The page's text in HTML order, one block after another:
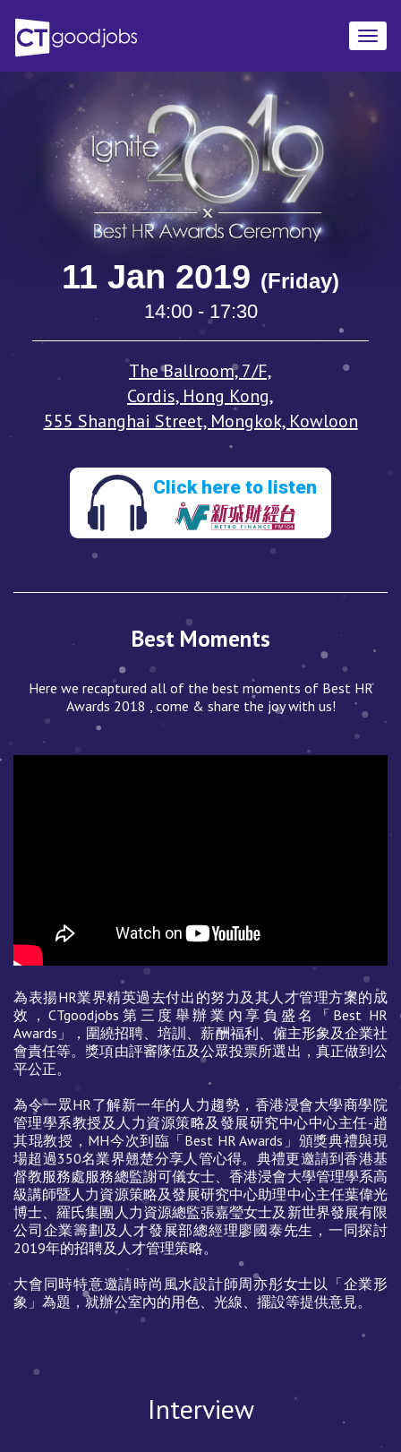
11 Jan 2019 (Friday)
14:00 - 17:30
The Ballroom, 7/F,
Cordis, Hong Kong,
555 Shanghai Street, Mongkok, Kowloon
Click here to listen
Best Moments
Here we recaptured all of the best moments of Best HR
Awards 2018 , come & share the joy with us!
為表揚HR業界精英過去付出的努力及其人才管理方案的成
效，CTgoodjobs第三度舉辦業內享負盛名「Best HR
Awards」，圍繞招聘、培訓、薪酬福利、僱主形象及企業社
會責任等。獎項由評審隊伍及公眾投票所選出，真正做到公
平公正。
為令一眾HR了解新一年的人力趨勢，香港浸會大學商學院
管理學系教授及人力資源策略及發展研究中心中心主任-趙
其琨教授，MH今次到臨「Best HR Awards」頒獎典禮與現
場超過350名業界翹楚分享人管心得。典禮更邀請到香港基
督教服務處服務總監謝可儀女士、香港浸會大學管理學系高
級講師暨人力資源策略及發展研究中心助理中心主任葉偉光
博士、羅氏集團人力資源總監張嘉瑩女士及新世界發展有限
公司企業籌劃及人才發展部總經理廖國泰先生，一同探討
2019年的招聘及人才管理策略。
大會同時特意邀請時尚風水設計師周亦彤女士以「企業形
象」為題，就辦公室內的用色、光線、擺設等提供意見。
Interview